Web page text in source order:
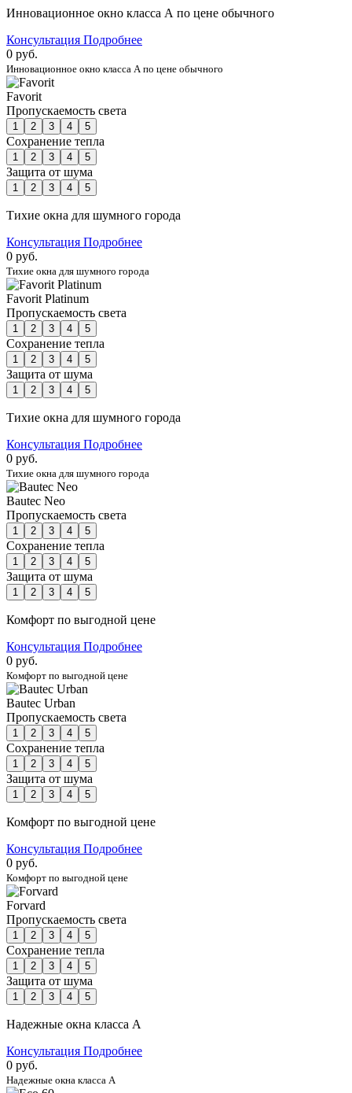
Инновационное окно класса А по цене обычного
Консультация Подробнее
0 руб.
Инновационное окно класса А по цене обычного
Favorit
Пропускаемость света
1 2 3 4 5
Сохранение тепла
1 2 3 4 5
Защита от шума
1 2 3 4 5
Тихие окна для шумного города
Консультация Подробнее
0 руб.
Тихие окна для шумного города
Favorit Platinum
Пропускаемость света
1 2 3 4 5
Сохранение тепла
1 2 3 4 5
Защита от шума
1 2 3 4 5
Тихие окна для шумного города
Консультация Подробнее
0 руб.
Тихие окна для шумного города
Bautec Neo
Пропускаемость света
1 2 3 4 5
Сохранение тепла
1 2 3 4 5
Защита от шума
1 2 3 4 5
Комфорт по выгодной цене
Консультация Подробнее
0 руб.
Комфорт по выгодной цене
Bautec Urban
Пропускаемость света
1 2 3 4 5
Сохранение тепла
1 2 3 4 5
Защита от шума
1 2 3 4 5
Комфорт по выгодной цене
Консультация Подробнее
0 руб.
Комфорт по выгодной цене
Forvard
Пропускаемость света
1 2 3 4 5
Сохранение тепла
1 2 3 4 5
Защита от шума
1 2 3 4 5
Надежные окна класса А
Консультация Подробнее
0 руб.
Надежные окна класса А